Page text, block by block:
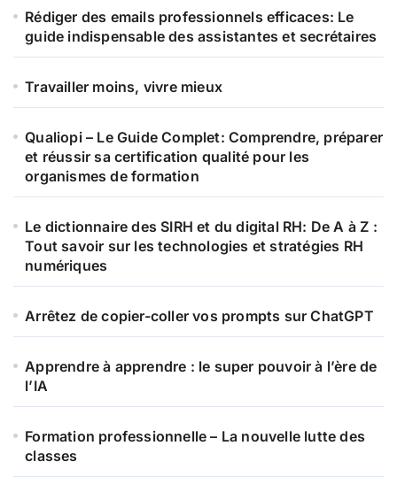
Rédiger des emails professionnels efficaces: Le
guide indispensable des assistantes et secrétaires
Travailler moins, vivre mieux
Qualiopi – Le Guide Complet: Comprendre, préparer
et réussir sa certification qualité pour les
organismes de formation
Le dictionnaire des SIRH et du digital RH: De A à Z :
Tout savoir sur les technologies et stratégies RH
numériques
Arrêtez de copier-coller vos prompts sur ChatGPT
Apprendre à apprendre : le super pouvoir à l’ère de
l’IA
Formation professionnelle – La nouvelle lutte des
classes